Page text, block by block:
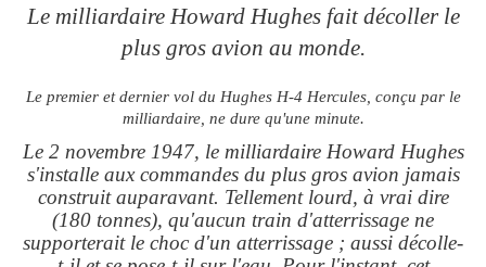
Le milliardaire Howard Hughes fait décoller le
plus gros avion au monde.
Le premier et dernier vol du Hughes H-4 Hercules, conçu par le
milliardaire, ne dure qu'une minute.
Le 2 novembre 1947, le milliardaire Howard Hughes
s'installe aux commandes du plus gros avion jamais
construit auparavant. Tellement lourd, à vrai dire
(180 tonnes), qu'aucun train d'atterrissage ne
supporterait le choc d'un atterrissage ; aussi décolle-